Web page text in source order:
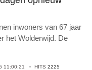
inwoners van 67 jaar
het Wolderwijd. De
11:00:21 HITS 2225